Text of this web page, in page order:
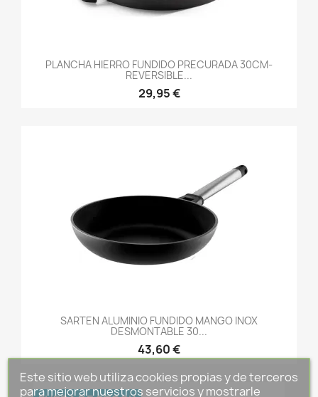
PLANCHA HIERRO FUNDIDO PRECURADA 30CM-
REVERSIBLE...
29,95 €
SARTEN ALUMINIO FUNDIDO MANGO INOX
DESMONTABLE 30...
43,60 €
Este sitio web utiliza cookies propias y de terceros
para mejorar nuestros servicios y mostrarle